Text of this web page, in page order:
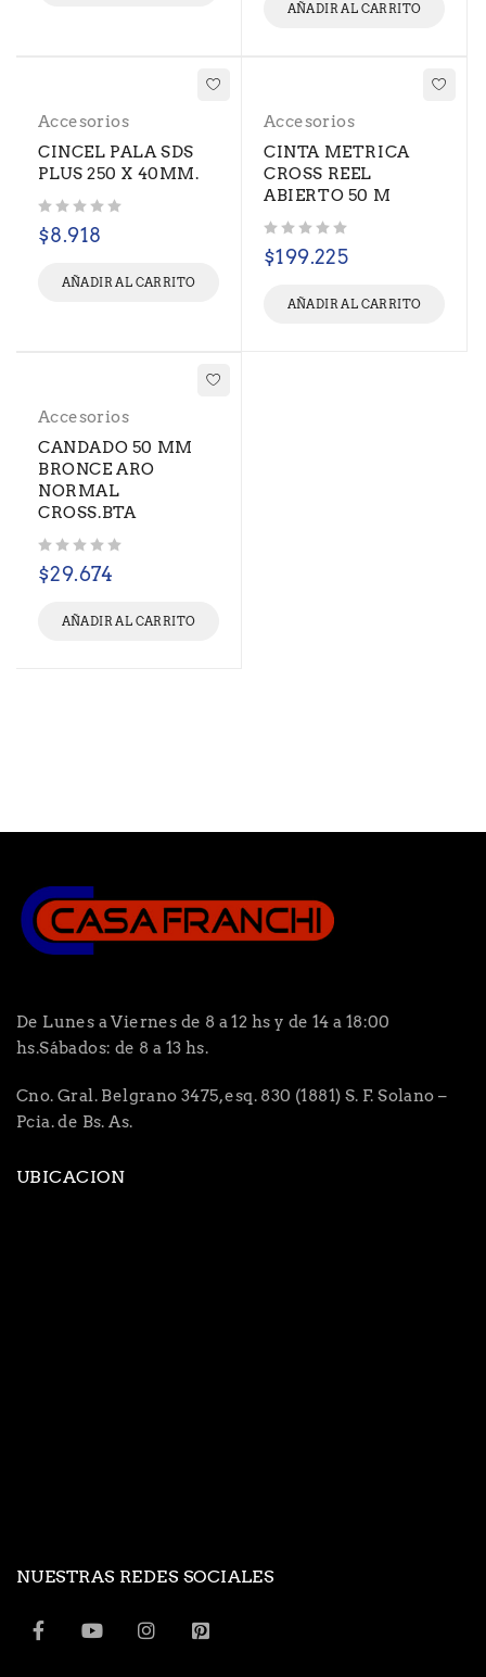
AÑADIR AL CARRITO
Accesorios
CINCEL PALA SDS
PLUS 250 X 40MM.
$8.918
AÑADIR AL CARRITO
Accesorios
CINTA METRICA
CROSS REEL
ABIERTO 50 M
$199.225
AÑADIR AL CARRITO
Accesorios
CANDADO 50 MM
BRONCE ARO
NORMAL
CROSS.BTA
$29.674
AÑADIR AL CARRITO
De Lunes a Viernes de 8 a 12 hs y de 14 a 18:00
hs.Sábados: de 8 a 13 hs.
Cno. Gral. Belgrano 3475, esq. 830 (1881) S. F. Solano –
Pcia. de Bs. As.
UBICACION
NUESTRAS REDES SOCIALES